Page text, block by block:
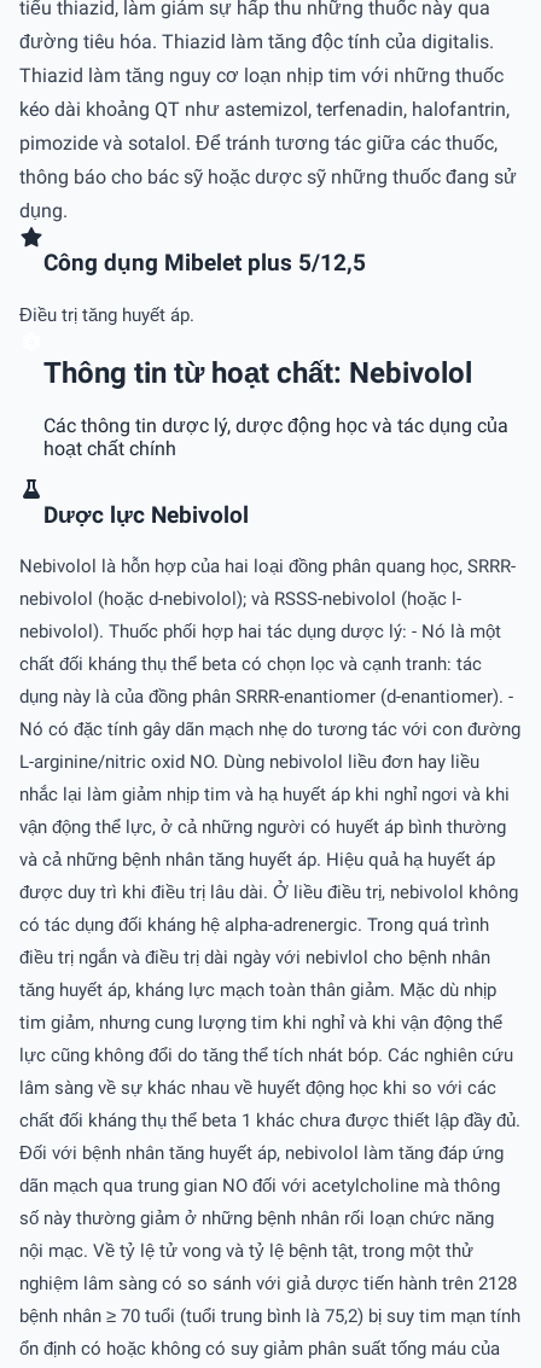
tiểu thiazid, làm giảm sự hấp thu những thuốc này qua
đường tiêu hóa. Thiazid làm tăng độc tính của digitalis.
Thiazid làm tăng nguy cơ loạn nhịp tim với những thuốc
kéo dài khoảng QT như astemizol, terfenadin, halofantrin,
pimozide và sotalol. Để tránh tương tác giữa các thuốc,
thông báo cho bác sỹ hoặc dược sỹ những thuốc đang sử
dụng.
Công dụng Mibelet plus 5/12,5
Điều trị tăng huyết áp.
Thông tin từ hoạt chất: Nebivolol
Các thông tin dược lý, dược động học và tác dụng của
hoạt chất chính
Dược lực Nebivolol
Nebivolol là hỗn hợp của hai loại đồng phân quang học, SRRR-
nebivolol (hoặc d-nebivolol); và RSSS-nebivolol (hoặc l-
nebivolol). Thuốc phối hợp hai tác dụng dược lý: - Nó là một
chất đối kháng thụ thể beta có chọn lọc và cạnh tranh: tác
dụng này là của đồng phân SRRR-enantiomer (d-enantiomer). -
Nó có đặc tính gây dãn mạch nhẹ do tương tác với con đường
L-arginine/nitric oxid NO. Dùng nebivolol liều đơn hay liều
nhắc lại làm giảm nhịp tim và hạ huyết áp khi nghỉ ngơi và khi
vận động thể lực, ở cả những người có huyết áp bình thường
và cả những bệnh nhân tăng huyết áp. Hiệu quả hạ huyết áp
được duy trì khi điều trị lâu dài. Ở liều điều trị, nebivolol không
có tác dụng đối kháng hệ alpha-adrenergic. Trong quá trình
điều trị ngắn và điều trị dài ngày với nebivlol cho bệnh nhân
tăng huyết áp, kháng lực mạch toàn thân giảm. Mặc dù nhịp
tim giảm, nhưng cung lượng tim khi nghỉ và khi vận động thể
lực cũng không đổi do tăng thể tích nhát bóp. Các nghiên cứu
lâm sàng về sự khác nhau về huyết động học khi so với các
chất đối kháng thụ thể beta 1 khác chưa được thiết lập đầy đủ.
Đối với bệnh nhân tăng huyết áp, nebivolol làm tăng đáp ứng
dãn mạch qua trung gian NO đối với acetylcholine mà thông
số này thường giảm ở những bệnh nhân rối loạn chức năng
nội mạc. Về tỷ lệ tử vong và tỷ lệ bệnh tật, trong một thử
nghiệm lâm sàng có so sánh với giả dược tiến hành trên 2128
bệnh nhân ≥ 70 tuổi (tuổi trung bình là 75,2) bị suy tim mạn tính
ổn định có hoặc không có suy giảm phân suất tống máu của